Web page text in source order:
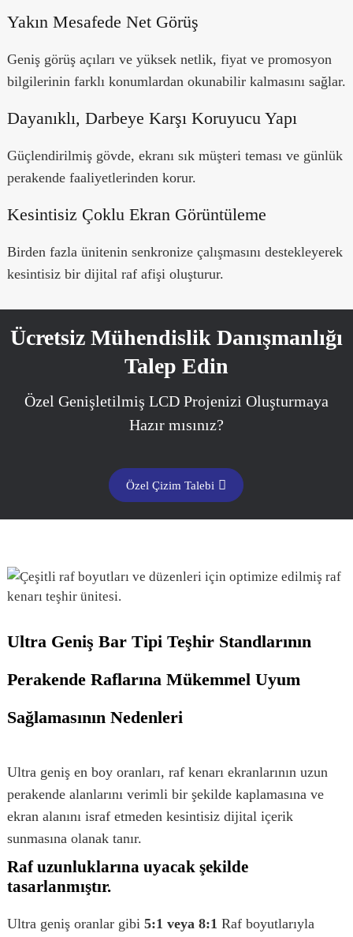
Yakın Mesafede Net Görüş
Geniş görüş açıları ve yüksek netlik, fiyat ve promosyon
bilgilerinin farklı konumlardan okunabilir kalmasını sağlar.
Dayanıklı, Darbeye Karşı Koruyucu Yapı
Güçlendirilmiş gövde, ekranı sık müşteri teması ve günlük
perakende faaliyetlerinden korur.
Kesintisiz Çoklu Ekran Görüntüleme
Birden fazla ünitenin senkronize çalışmasını destekleyerek
kesintisiz bir dijital raf afişi oluşturur.
Ücretsiz Mühendislik Danışmanlığı
Talep Edin
Özel Genişletilmiş LCD Projenizi Oluşturmaya
Hazır mısınız?
Özel Çizim Talebi
Ultra Geniş Bar Tipi Teşhir Standlarının
Perakende Raflarına Mükemmel Uyum
Sağlamasının Nedenleri
Ultra geniş en boy oranları, raf kenarı ekranlarının uzun
perakende alanlarını verimli bir şekilde kaplamasına ve
ekran alanını israf etmeden kesintisiz dijital içerik
sunmasına olanak tanır.
Raf uzunluklarına uyacak şekilde
tasarlanmıştır.
Ultra geniş oranlar gibi 5:1 veya 8:1 Raf boyutlarıyla